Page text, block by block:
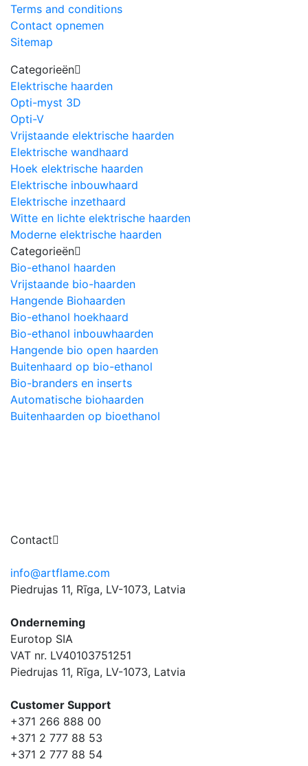
Terms and conditions
Contact opnemen
Sitemap
Categorieën
Elektrische haarden
Opti-myst 3D
Opti-V
Vrijstaande elektrische haarden
Elektrische wandhaard
Hoek elektrische haarden
Elektrische inbouwhaard
Elektrische inzethaard
Witte en lichte elektrische haarden
Moderne elektrische haarden
Categorieën
Bio-ethanol haarden
Vrijstaande bio-haarden
Hangende Biohaarden
Bio-ethanol hoekhaard
Bio-ethanol inbouwhaarden
Hangende bio open haarden
Buitenhaard op bio-ethanol
Bio-branders en inserts
Automatische biohaarden
Buitenhaarden op bioethanol
Contact
info@artflame.com
Piedrujas 11, Rīga, LV-1073, Latvia
Onderneming
Eurotop SIA
VAT nr. LV40103751251
Piedrujas 11, Rīga, LV-1073, Latvia
Сustomer Support
+371 266 888 00
+371 2 777 88 53
+371 2 777 88 54